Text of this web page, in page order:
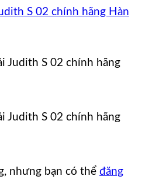
Judith S 02 chính hãng
Judith S 02 chính hãng
nhưng bạn có thể đăng